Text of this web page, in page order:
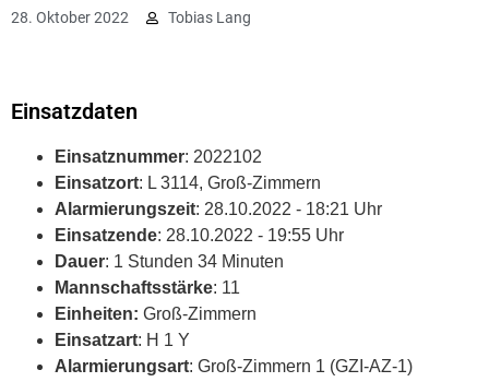
28. Oktober 2022 Tobias Lang
Einsatzdaten
Einsatznummer: 2022102
Einsatzort: L 3114, Groß-Zimmern
Alarmierungszeit: 28.10.2022 - 18:21 Uhr
Einsatzende: 28.10.2022 - 19:55 Uhr
Dauer: 1 Stunden 34 Minuten
Mannschaftsstärke: 11
Einheiten: Groß-Zimmern
Einsatzart: H 1 Y
Alarmierungsart: Groß-Zimmern 1 (GZI-AZ-1)